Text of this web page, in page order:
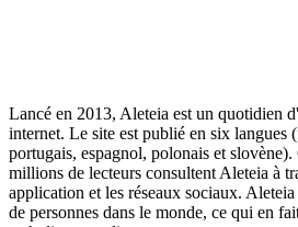
Lancé en 2013, Aleteia est un quotidien
internet. Le site est publié en six langues
portugais, espagnol, polonais et
millions de lecteurs consultent Aleteia à
application et les réseaux sociaux.
de personnes dans le monde, ce qui en